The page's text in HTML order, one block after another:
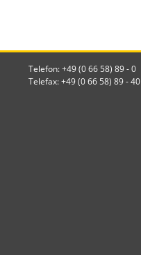
Telefon: +49 (0 66 58) 89 - 0
Telefax: +49 (0 66 58) 89 - 40